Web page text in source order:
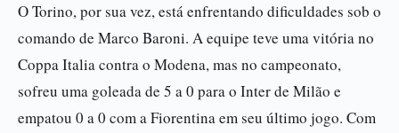
O Torino, por sua vez, está enfrentando dificuldades sob o
comando de Marco Baroni. A equipe teve uma vitória no
Coppa Italia contra o Modena, mas no campeonato,
sofreu uma goleada de 5 a 0 para o Inter de Milão e
empatou 0 a 0 com a Fiorentina em seu último jogo. Com